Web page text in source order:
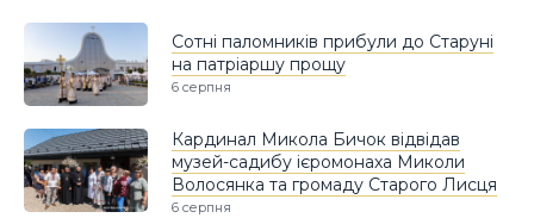
Сотні паломників прибули до Старуні
на патріаршу прощу
6 серпня
Кардинал Микола Бичок відвідав
музей-садибу ієромонаха Миколи
Волосянка та громаду Старого Лисця
6 серпня